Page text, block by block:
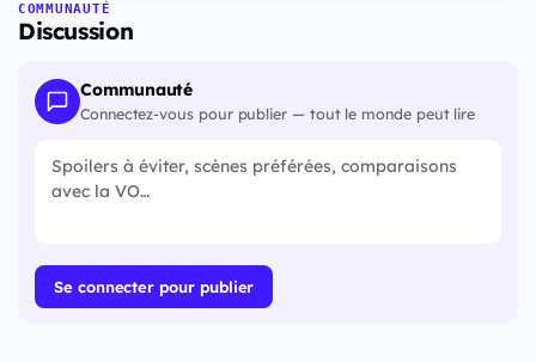
COMMUNAUTÉ
Discussion
Communauté
Connectez-vous pour publier — tout le monde peut lire
Se connecter pour publier